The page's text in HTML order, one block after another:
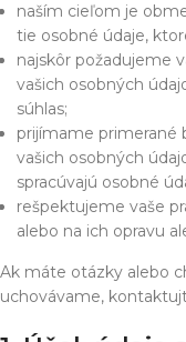
naším cieľom je
tie osobné údaje,
najskôr požadujeme
vašich osobných
súhlas;
prijímame primerané
vašich osobných
spracúvajú osobné
rešpektujeme vaše
alebo na ich opravu
Ak máte otázky alebo
uchovávame,